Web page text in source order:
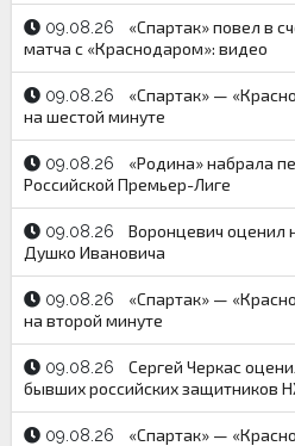
09.08.26
«Спартак» повел в
матча с «Краснодаром»: видео
09.08.26
«Спартак» —
на шестой минуте
09.08.26
«Родина» набрала
Российской Премьер-Лиге
09.08.26
Воронцевич оценил
Душко Ивановича
09.08.26
«Спартак» —
на второй минуте
09.08.26
Сергей Черкас
бывших российских защитников
09.08.26 «Спартак» —